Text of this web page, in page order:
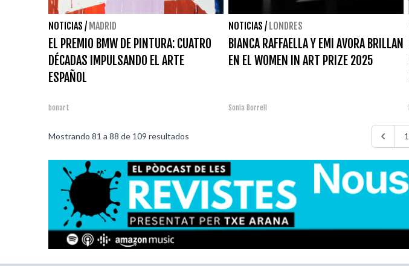
NOTICIAS / MADRID
EL PREMIO BMW DE PINTURA: CUATRO
DÉCADAS IMPULSANDO EL ARTE
ESPAÑOL
bonart
NOTICIAS / LONDRES
BIANCA RAFFAELLA Y EMI AVORA BRILLAN
EN EL WOMEN IN ART PRIZE 2025
Sonia Borrell
Mostrando 81 a 88 de 109 resultados 1